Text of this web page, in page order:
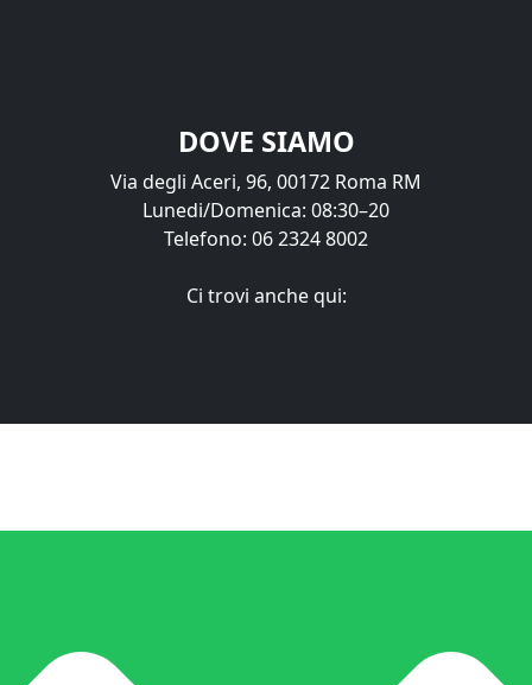
DOVE SIAMO
Via degli Aceri, 96, 00172 Roma RM
Lunedi/Domenica: 08:30–20
Telefono: 06 2324 8002
Ci trovi anche qui: